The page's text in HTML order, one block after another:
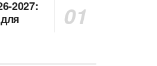
2027: